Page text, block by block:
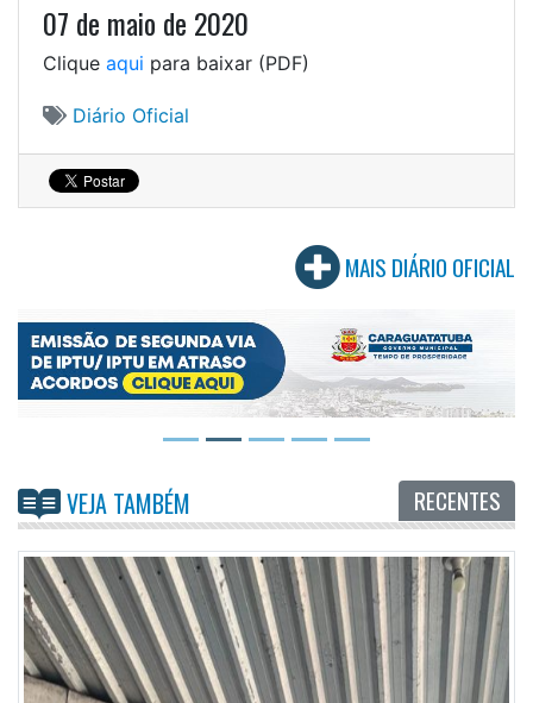
07 de maio de 2020
Clique aqui para baixar (PDF)
Diário Oficial
MAIS DIÁRIO OFICIAL
VEJA TAMBÉM RECENTES